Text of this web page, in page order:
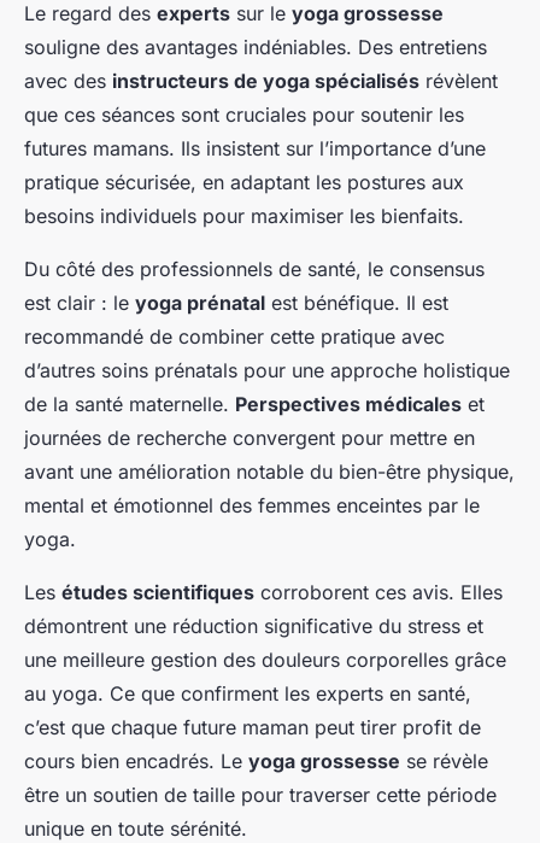
Le regard des experts sur le yoga grossesse
souligne des avantages indéniables. Des entretiens
avec des instructeurs de yoga spécialisés révèlent
que ces séances sont cruciales pour soutenir les
futures mamans. Ils insistent sur l’importance d’une
pratique sécurisée, en adaptant les postures aux
besoins individuels pour maximiser les bienfaits.
Du côté des professionnels de santé, le consensus
est clair : le yoga prénatal est bénéfique. Il est
recommandé de combiner cette pratique avec
d’autres soins prénatals pour une approche holistique
de la santé maternelle. Perspectives médicales et
journées de recherche convergent pour mettre en
avant une amélioration notable du bien-être physique,
mental et émotionnel des femmes enceintes par le
yoga.
Les études scientifiques corroborent ces avis. Elles
démontrent une réduction significative du stress et
une meilleure gestion des douleurs corporelles grâce
au yoga. Ce que confirment les experts en santé,
c’est que chaque future maman peut tirer profit de
cours bien encadrés. Le yoga grossesse se révèle
être un soutien de taille pour traverser cette période
unique en toute sérénité.